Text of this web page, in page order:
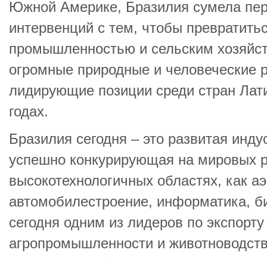
Южной Америке, Бразилия сумела
интервенций с тем, чтобы
промышленностью и сельским
огромные природные и человеческие
лидирующие позиции среди стран
годах.
Бразилия сегодня – это развитая
успешно конкурирующая на мировых
высокотехнологичных областях, как
автомобилестроение, информатика,
сегодня одним из лидеров по
агропромышленности и